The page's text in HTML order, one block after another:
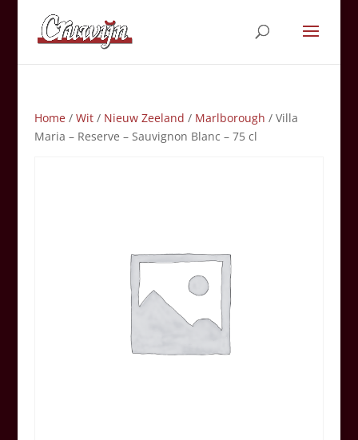
Home/ Wit/ Nieuw Zeeland / Marlborough / Villa
Maria – Reserve – Sauvignon Blanc – 75 cl